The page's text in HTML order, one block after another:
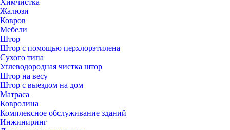
Химчистка
Жалюзи
Ковров
Мебели
Штор
Штор с помощью перхлорэтилена
Сухого типа
Углеводородная чистка штор
Штор на весу
Штор с выездом на дом
Матраса
Ковролина
Комплексное обслуживание зданий
Инжиниринг